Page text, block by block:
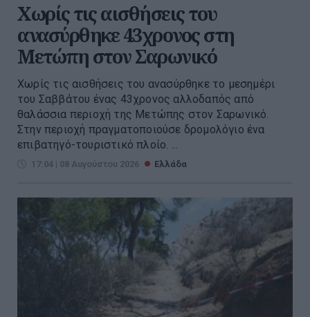
Χωρίς τις αισθήσεις του
ανασύρθηκε 43χρονος στη
Μετώπη στον Σαρωνικό
Χωρίς τις αισθήσεις του ανασύρθηκε το μεσημέρι
του Σαββάτου ένας 43χρονος αλλοδαπός από
θαλάσσια περιοχή της Μετώπης στον Σαρωνικό.
Στην περιοχή πραγματοποιούσε δρομολόγιο ένα
επιβατηγό-τουριστικό πλοίο. ...
17:04 | 08 Αυγούστου 2026 Ελλάδα